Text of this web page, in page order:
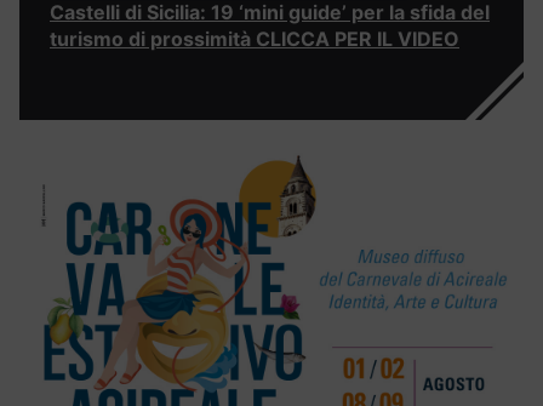
Castelli di Sicilia: 19 ‘mini guide’ per la sfida del
turismo di prossimità CLICCA PER IL VIDEO